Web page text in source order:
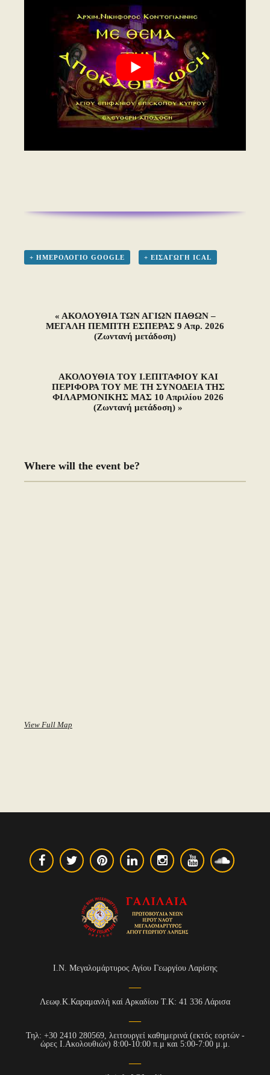
+ ΗΜΕΡΟΛΌΓΙΟ GOOGLE + ΕΙΣΑΓΩΓΉ ICAL
v
« ΑΚΟΛΟΥΘΙΑ ΤΩΝ ΑΓΙΩΝ ΠΑΘΩΝ –
ΜΕΓΑΛΗ ΠΕΜΠΤΗ ΕΣΠΕΡΑΣ 9 Απρ. 2026
(Ζωντανή μετάδοση)
ΑΚΟΛΟΥΘΙΑ ΤΟΥ Ι.ΕΠΙΤΑΦΙΟΥ ΚΑΙ
ΠΕΡΙΦΟΡΑ ΤΟΥ ΜΕ ΤΗ ΣΥΝΟΔΕΙΑ ΤΗΣ
ΦΙΛΑΡΜΟΝΙΚΗΣ ΜΑΣ 10 Απριλίου 2026
(Ζωντανή μετάδοση) »
Where will the event be?
View Full Map
Ι.Ν. Μεγαλομάρτυρος Αγίου Γεωργίου Λαρίσης
Λεωφ.Κ.Καραμανλή καί Αρκαδίου Τ.Κ: 41 336 Λάρισα
Τηλ: +30 2410 280569, λειτουργεί καθημερινά (εκτός εορτών -
ώρες Ι.Ακολουθιών) 8:00-10:00 π.μ και 5:00-7:00 μ.μ.